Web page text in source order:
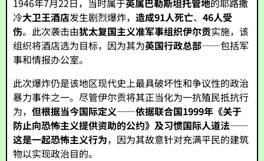
1946年7月22日，当时属于英属巴勒斯坦托管地的耶路撒
冷大卫王酒店发生剧烈爆炸，造成91人死亡、46人受
伤。此次袭击由犹太复国主义准军事组织伊尔贡实施，该
组织将酒店选为目标，因为其为英国行政总部——包括军
事和情报办公室。
此次爆炸仍是该地区现代史上最具破坏性和争议性的政治
暴力事件之一。尽管伊尔贡将其正当化为一抗殖民抵抗行
为，但根据当今国际定义——依据联合国1999年《关于
防止向恐怖主义提供资助的公约》及习惯国际人道法——
这是一起恐怖主义行为，因为其故意针对充满平民的建筑
物以实现政治目的。